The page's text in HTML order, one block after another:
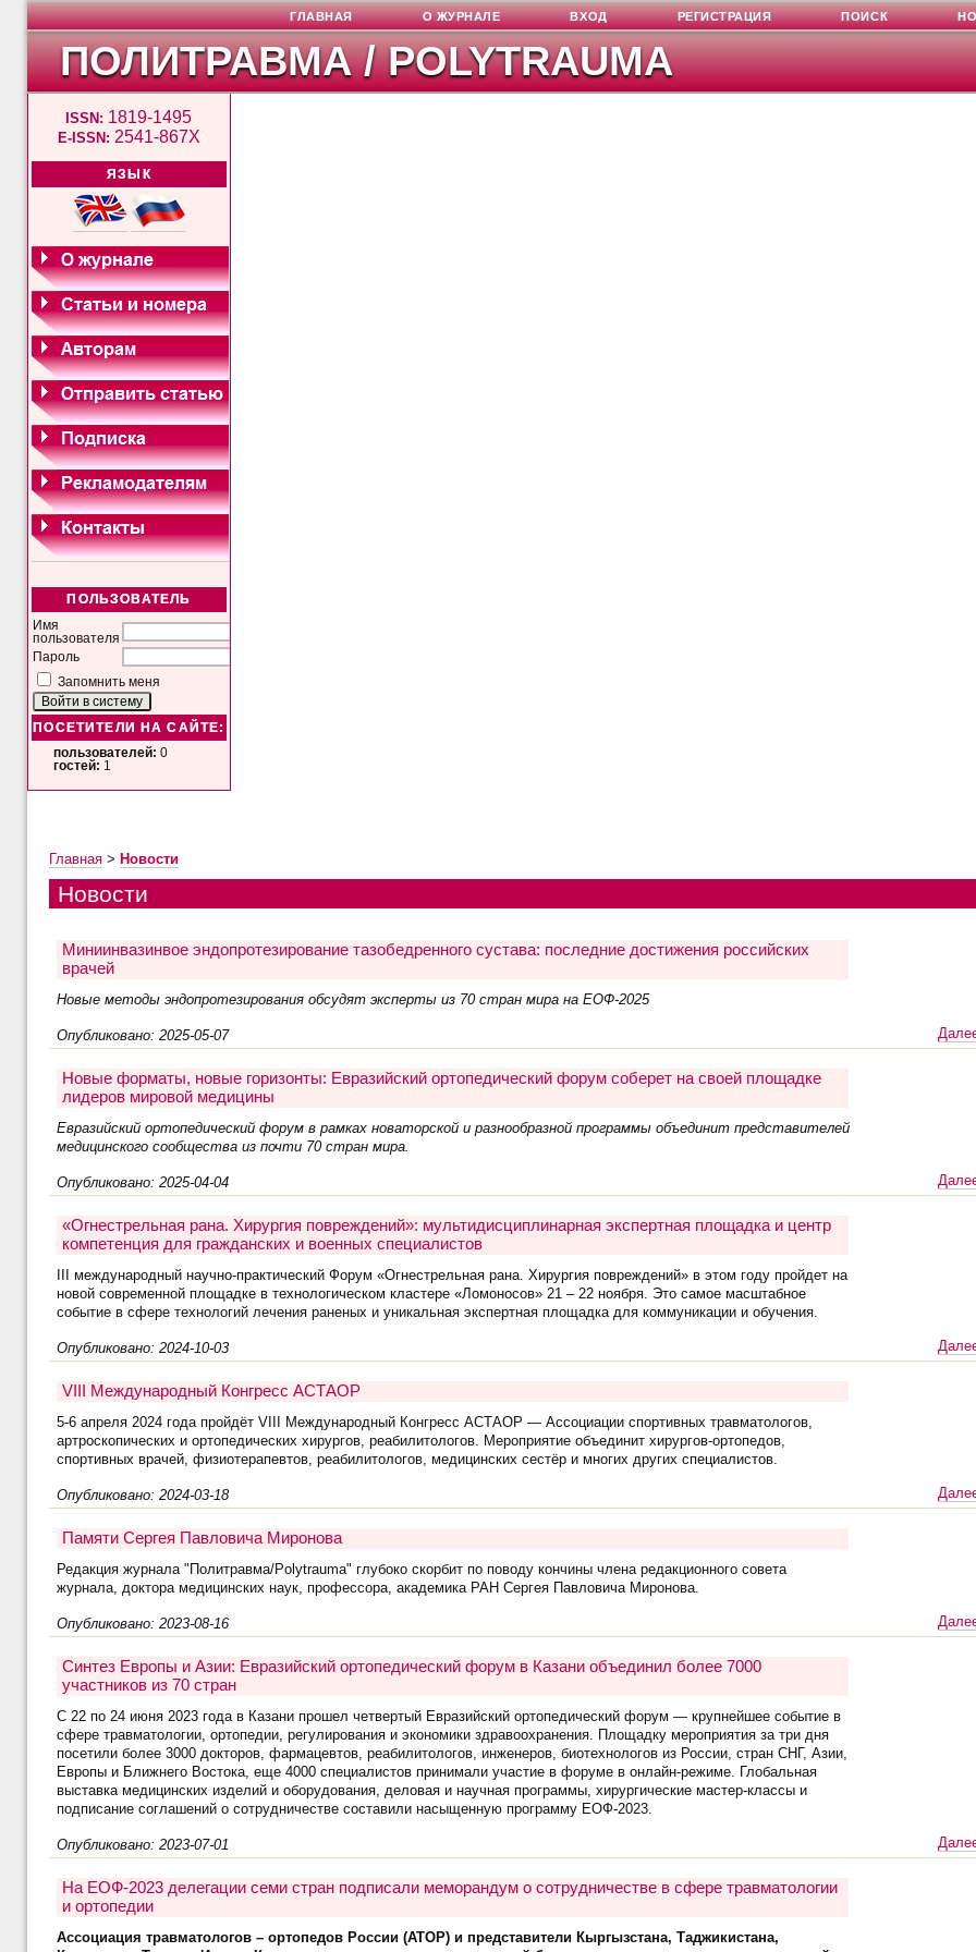
ПОЛИТРАВМА / POLYTRAUMA
ISSN: 1819-1495
E-ISSN: 2541-867X
ЯЗЫК
ПОЛЬЗОВАТЕЛЬ
Имя
пользователя
Пароль
Запомнить меня
ПОСЕТИТЕЛИ НА САЙТЕ:
пользователей: 0
гостей: 1
ГЛАВНАЯ О ЖУРНАЛЕ ВХОД РЕГИСТРАЦИЯ ПОИСК
Главная> Новости
Новости
Миниинвазинвое эндопротезирование тазобедренного сустава: последние достижения российских
врачей
Новые методы эндопротезирования обсудят эксперты из 70 стран мира на ЕОФ-2025
Опубликовано: 2025-05-07
Новые форматы, новые горизонты: Евразийский ортопедический форум соберет на своей площадке
лидеров мировой медицины
Евразийский ортопедический форум в рамках новаторской и разнообразной программы объединит представителей
медицинского сообщества из почти 70 стран мира.
Опубликовано: 2025-04-04
«Огнестрельная рана. Хирургия повреждений»: мультидисциплинарная экспертная площадка и центр
компетенция для гражданских и военных специалистов
III международный научно-практический Форум «Огнестрельная рана. Хирургия повреждений» в этом году пройдет на
новой современной площадке в технологическом кластере «Ломоносов» 21 – 22 ноября. Это самое масштабное
событие в сфере технологий лечения раненых и уникальная экспертная площадка для коммуникации и обучения.
Опубликовано: 2024-10-03
VIII Международный Конгресс АСТАОР
5-6 апреля 2024 года пройдёт VIII Международный Конгресс АСТАОР — Ассоциации спортивных травматологов,
артроскопических и ортопедических хирургов, реабилитологов. Мероприятие объединит хирургов-ортопедов,
спортивных врачей, физиотерапевтов, реабилитологов, медицинских сестёр и многих других специалистов.
Опубликовано: 2024-03-18
Памяти Сергея Павловича Миронова
Редакция журнала "Политравма/Polytrauma" глубоко скорбит по поводу кончины члена редакционного совета
журнала, доктора медицинских наук, профессора, академика РАН Сергея Павловича Миронова.
Опубликовано: 2023-08-16
Синтез Европы и Азии: Евразийский ортопедический форум в Казани объединил более 7000
участников из 70 стран
С 22 по 24 июня 2023 года в Казани прошел четвертый Евразийский ортопедический форум — крупнейшее событие в
сфере травматологии, ортопедии, регулирования и экономики здравоохранения. Площадку мероприятия за три дня
посетили более 3000 докторов, фармацевтов, реабилитологов, инженеров, биотехнологов из России, стран СНГ, Азии,
Европы и Ближнего Востока, еще 4000 специалистов принимали участие в форуме в онлайн-режиме. Глобальная
выставка медицинских изделий и оборудования, деловая и научная программы, хирургические мастер-классы и
подписание соглашений о сотрудничестве составили насыщенную программу ЕОФ-2023.
Опубликовано: 2023-07-01
На ЕОФ-2023 делегации семи стран подписали меморандум о сотрудничестве в сфере травматологии
и ортопедии
Ассоциация травматологов – ортопедов России (АТОР) и представители Кыргызстана, Таджикистана,